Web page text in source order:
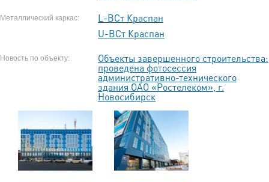
Металлический каркас:
L-ВСт Краспан
U-ВСт Краспан
Новость по объекту: Объекты завершенного строительства:
проведена фотосессия
административно-технического
здания ОАО «Ростелеком», г.
Новосибирск